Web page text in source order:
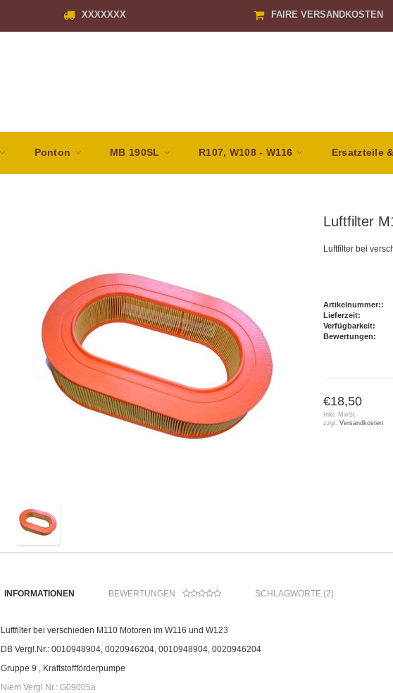
XXXXXXX FAIRE VERSANDKOSTEN
Ponton MB 190SL R107, W108 - W116 Ersatzteile
Luftfilter
Luftfilter bei
Artikelnummer::
Lieferzeit:
Verfügbarkeit:
Bewertungen:
€18,50
Inkl. MwSt.
zzgl.Versandkosten
INFORMATIONEN BEWERTUNGEN SCHLAGWORTE (2)
Luftfilter bei verschieden M110 Motoren im W116 und W123
DB Vergl.Nr.: 0010948904, 0020946204, 0010948904, 0020946204
Gruppe 9 , Kraftstoffförderpumpe
Niem.Vergl.Nr.: G09005a